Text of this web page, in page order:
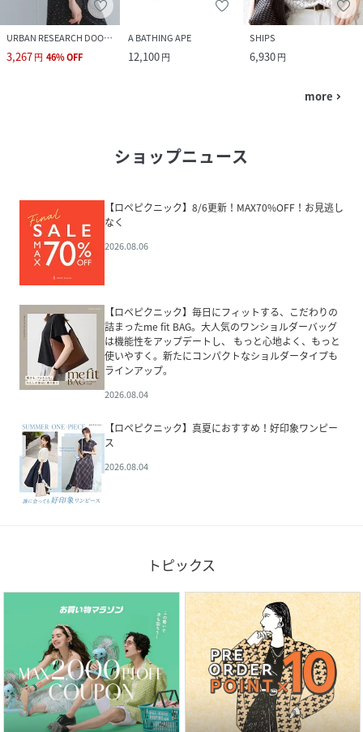
URBAN RESEARCH DOORS
3,267円 46%OFF
A BATHING APE
12,100円
SHIPS
6,930円
more navigate_next
ショップニュース
【ロペピクニック】8/6更新！MAX70%OFF！お見逃し
なく
2026.08.06
【ロペピクニック】毎日にフィットする、こだわりの
詰まったme fit BAG。大人気のワンショルダーバッグ
は機能性をアップデートし、 もっと心地よく、もっと
使いやすく。新たにコンパクトなショルダータイプも
ラインアップ。
2026.08.04
【ロペピクニック】真夏におすすめ！好印象ワンピー
ス
2026.08.04
トピックス